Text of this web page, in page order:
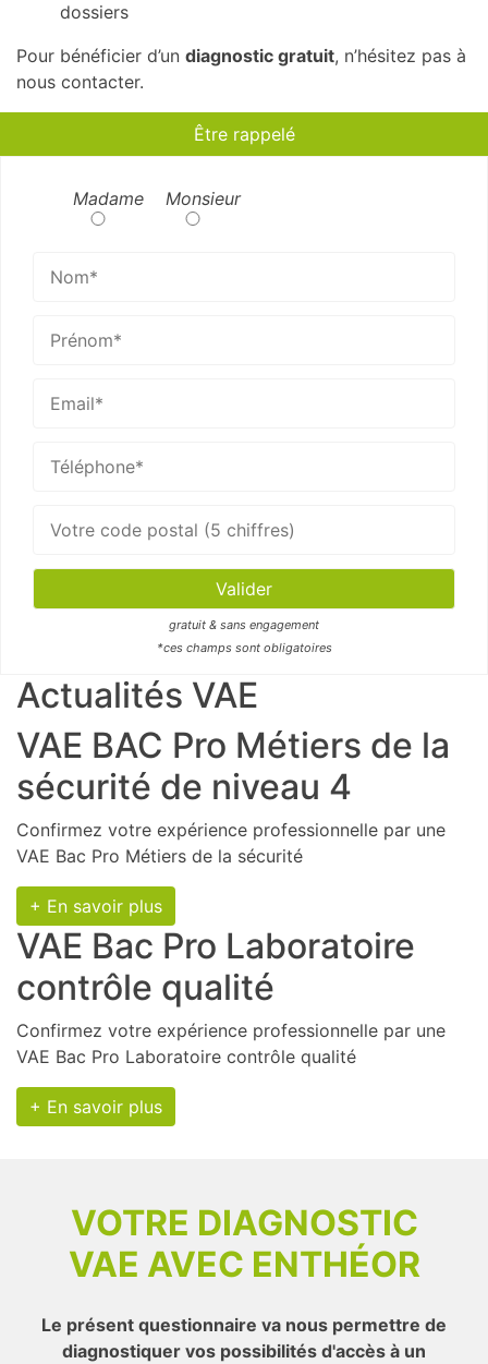
dossiers
Pour bénéficier d’un diagnostic gratuit, n’hésitez pas à
nous contacter.
Être rappelé
Madame Monsieur
gratuit & sans engagement
*ces champs sont obligatoires
Actualités VAE
VAE BAC Pro Métiers de la
sécurité de niveau 4
Confirmez votre expérience professionnelle par une
VAE Bac Pro Métiers de la sécurité
+ En savoir plus
VAE Bac Pro Laboratoire
contrôle qualité
Confirmez votre expérience professionnelle par une
VAE Bac Pro Laboratoire contrôle qualité
+ En savoir plus
VOTRE DIAGNOSTIC
VAE AVEC ENTHÉOR
Le présent questionnaire va nous permettre de
diagnostiquer vos possibilités d'accès à un